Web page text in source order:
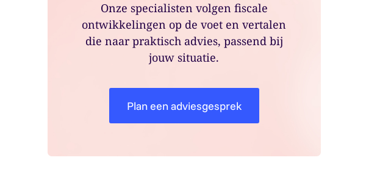
Onze specialisten volgen fiscale
ontwikkelingen op de voet en vertalen
die naar praktisch advies, passend bij
jouw situatie.
Plan een adviesgesprek